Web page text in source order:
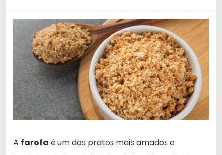
A farofa é um dos pratos mais amados e